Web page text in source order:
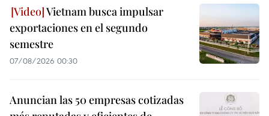
Vietnam busca impulsar
exportaciones en el segundo
semestre
07/08/2026 00:30
Anuncian las 50 empresas cotizadas